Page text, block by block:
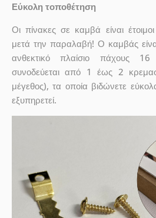
Εύκολη τοποθέτηση
Οι πίνακες σε καμβά είναι
μετά την παραλαβή! Ο καμβάς
ανθεκτικό πλαίσιο πάχους
συνοδεύεται από 1 έως 2
μέγεθος), τα οποία βιδώνετε
εξυπηρετεί.